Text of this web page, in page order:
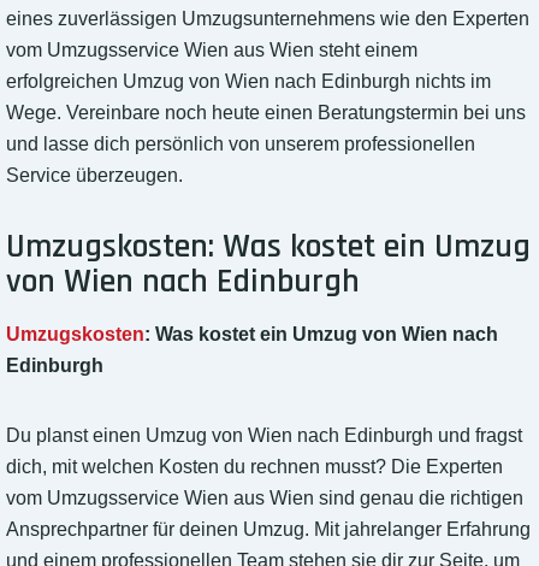
eines zuverlässigen Umzugsunternehmens wie den Experten
vom Umzugsservice Wien aus Wien steht einem
erfolgreichen Umzug von Wien nach Edinburgh nichts im
Wege. Vereinbare noch heute einen Beratungstermin bei uns
und lasse dich persönlich von unserem professionellen
Service überzeugen.
Umzugskosten: Was kostet ein Umzug
von Wien nach Edinburgh
Umzugskosten: Was kostet ein Umzug von Wien nach
Edinburgh
Du planst einen Umzug von Wien nach Edinburgh und fragst
dich, mit welchen Kosten du rechnen musst? Die Experten
vom Umzugsservice Wien aus Wien sind genau die richtigen
Ansprechpartner für deinen Umzug. Mit jahrelanger Erfahrung
und einem professionellen Team stehen sie dir zur Seite, um